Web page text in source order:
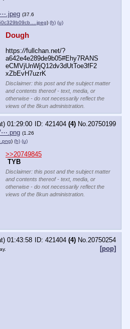
(37.6
) (h) (u)
Dough
https://fullchan.net/?
a642e4e289de9b05#Ehy7RANS
eCMVjUnWjQ12dv3dUtToe3fF2
xZbEvH7uzrK
Disclaimer: this post and the subject matter
and contents thereof - text, media, or
otherwise - do not necessarily reflect the
views of the 8kun administration.
01:29:00 421404 (4) No. 20750199
(1.26
) (h) (u)
>>20749845
TYB
Disclaimer: this post and the subject matter
and contents thereof - text, media, or
otherwise - do not necessarily reflect the
views of the 8kun administration.
01:43:58 421404 (4) No. 20750254
[pop]